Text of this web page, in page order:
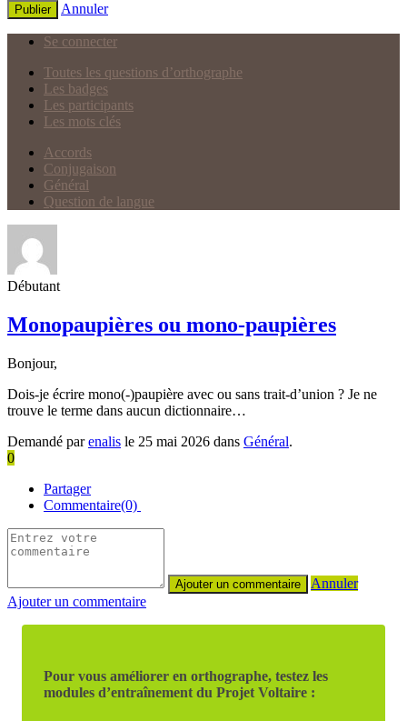
Publier Annuler
Se connecter
Toutes les questions d’orthographe
Les badges
Les participants
Les mots clés
Accords
Conjugaison
Général
Question de langue
Débutant
Monopaupières ou mono-paupières
Bonjour,
Dois-je écrire mono(-)paupière avec ou sans trait-d’union ? Je ne
trouve le terme dans aucun dictionnaire…
Demandé parenalis le 25 mai 2026 dans Général.
0
Partager
Commentaire(0)
Annuler
Ajouter un commentaire
Pour vous améliorer en orthographe, testez les
modules d’entraînement du Projet Voltaire :